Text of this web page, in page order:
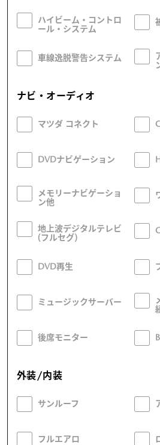
ハイビーム・コントロ
ール・システム
車線逸脱警告システム
ナビ・オーディオ
マツダ コネクト
DVDナビゲーション
メモリーナビゲーショ
ン他
地上波デジタルテレビ
(フルセグ)
DVD再生
ミュージックサーバー
後席モニター
外装/内装
サンルーフ
フルエアロ